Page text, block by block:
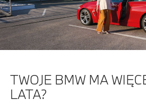
TWOJE BMW MA
LATA?